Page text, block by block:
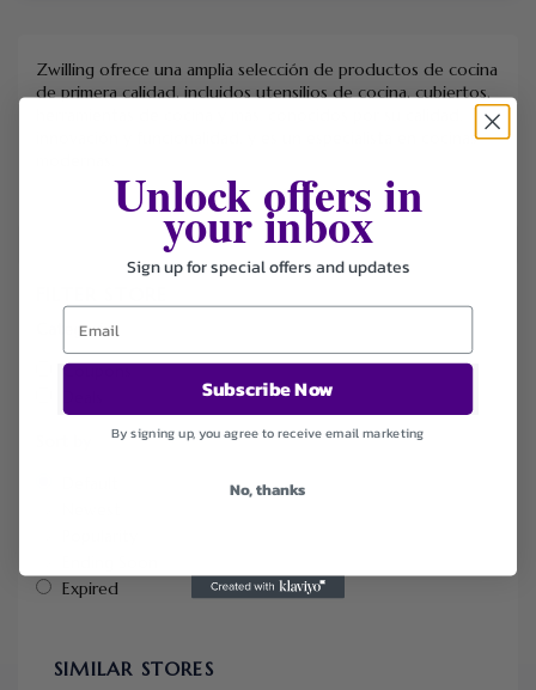
Zwilling ofrece una amplia selección de productos de cocina
de primera calidad, incluidos utensilios de cocina, cubiertos,
innovación y funcionalidad, y es un especialista en cocinas
Categories
Coupons
Expired
SIMILAR STORES
Unlock offers in
your inbox
Sign up for special offers and updates
Subscribe Now
By signing up, you agree to receive email marketing
No, thanks